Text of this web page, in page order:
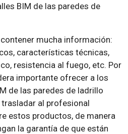
BIM de las paredes de
mucha información:
características técnicas,
resistencia al fuego, etc. Por
importante ofrecer a los
de las paredes de ladrillo
al profesional
estos productos, de manera
la garantía de que están